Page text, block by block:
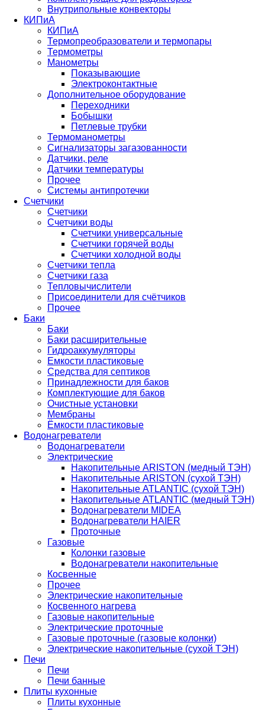
Внутрипольные конвекторы
КИПиА
КИПиА
Термопреобразователи и термопары
Термометры
Манометры
Показывающие
Электроконтактные
Дополнительное оборудование
Переходники
Бобышки
Петлевые трубки
Термоманометры
Сигнализаторы загазованности
Датчики, реле
Датчики температуры
Прочее
Системы антипротечки
Счетчики
Счетчики
Счетчики воды
Счетчики универсальные
Счетчики горячей воды
Счетчики холодной воды
Счетчики тепла
Счетчики газа
Тепловычислители
Присоединители для счётчиков
Прочее
Баки
Баки
Баки расширительные
Гидроаккумуляторы
Емкости пластиковые
Средства для септиков
Принадлежности для баков
Комплектующие для баков
Очистные установки
Мембраны
Ёмкости пластиковые
Водонагреватели
Водонагреватели
Электрические
Накопительные ARISTON (медный ТЭН)
Накопительные ARISTON (сухой ТЭН)
Накопительные ATLANTIC (сухой ТЭН)
Накопительные ATLANTIC (медный ТЭН)
Водонагреватели MIDEA
Водонагреватели HAIER
Проточные
Газовые
Колонки газовые
Водонагреватели накопительные
Косвенные
Прочее
Электрические накопительные
Косвенного нагрева
Газовые накопительные
Электрические проточные
Газовые проточные (газовые колонки)
Электрические накопительные (сухой ТЭН)
Печи
Печи
Печи банные
Плиты кухонные
Плиты кухонные